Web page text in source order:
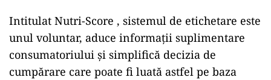
Intitulat Nutri-Score , sistemul de etichetare este
unul voluntar, aduce informații suplimentare
consumatoriului și simplifică decizia de
cumpărare care poate fi luată astfel pe baza